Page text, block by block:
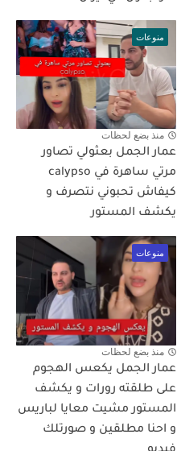
منوعات
منذ بضع لحظات
عمار الجمل بعثولي تصاور
مرتي ساهرة في calypso
كيفاش تحبوني نتصرف و
يكشف المستور
منوعات
منذ بضع لحظات
عمار الجمل يكعس الهجوم
على طلقته رورات و يكشف
المستور مشيت معايا لباريس
و احنا مطلقين و صورتلك